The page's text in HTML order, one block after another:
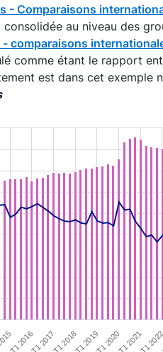
- Comparaisons
au niveau des
comparaisons
comme étant le rapport
est dans cet exemple
T1 2016T1 2017T1 2018T1 2019T1 2020T1 2021T1